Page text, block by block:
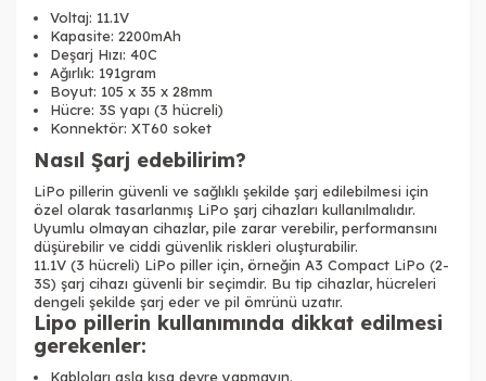
Voltaj: 11.1V
Kapasite: 2200mAh
Deşarj Hızı: 40C
Ağırlık: 191gram
Boyut: 105 x 35 x 28mm
Hücre: 3S yapı (3 hücreli)
Konnektör: XT60 soket
Nasıl Şarj edebilirim?
LiPo pillerin güvenli ve sağlıklı şekilde şarj edilebilmesi için
özel olarak tasarlanmış LiPo şarj cihazları kullanılmalıdır.
Uyumlu olmayan cihazlar, pile zarar verebilir, performansını
düşürebilir ve ciddi güvenlik riskleri oluşturabilir.
11.1V (3 hücreli) LiPo piller için, örneğin A3 Compact LiPo (2-
3S) şarj cihazı güvenli bir seçimdir. Bu tip cihazlar, hücreleri
dengeli şekilde şarj eder ve pil ömrünü uzatır.
Lipo pillerin kullanımında dikkat edilmesi
gerekenler:
Kabloları asla kısa devre yapmayın.